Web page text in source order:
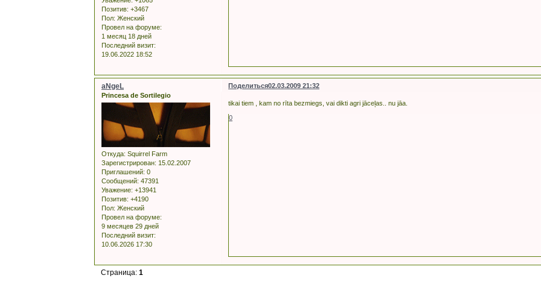
Позитив: +3467
Пол: Женский
Провел на форуме:
1 месяц 18 дней
Последний визит:
19.06.2022 18:52
Поделиться02.03.2009 21:32
aNgeL
Princesa de Sortilegio
Откуда: Squirrel Farm
Зарегистрирован: 15.02.2007
Приглашений: 0
Сообщений: 47391
Уважение: +13941
Позитив: +4190
Пол: Женский
Провел на форуме:
9 месяцев 29 дней
Последний визит:
10.06.2026 17:30
tikai tiem , kam no rīta bezmiegs, vai dikti agri jāceļas.. nu jāa.
0
Страница:1